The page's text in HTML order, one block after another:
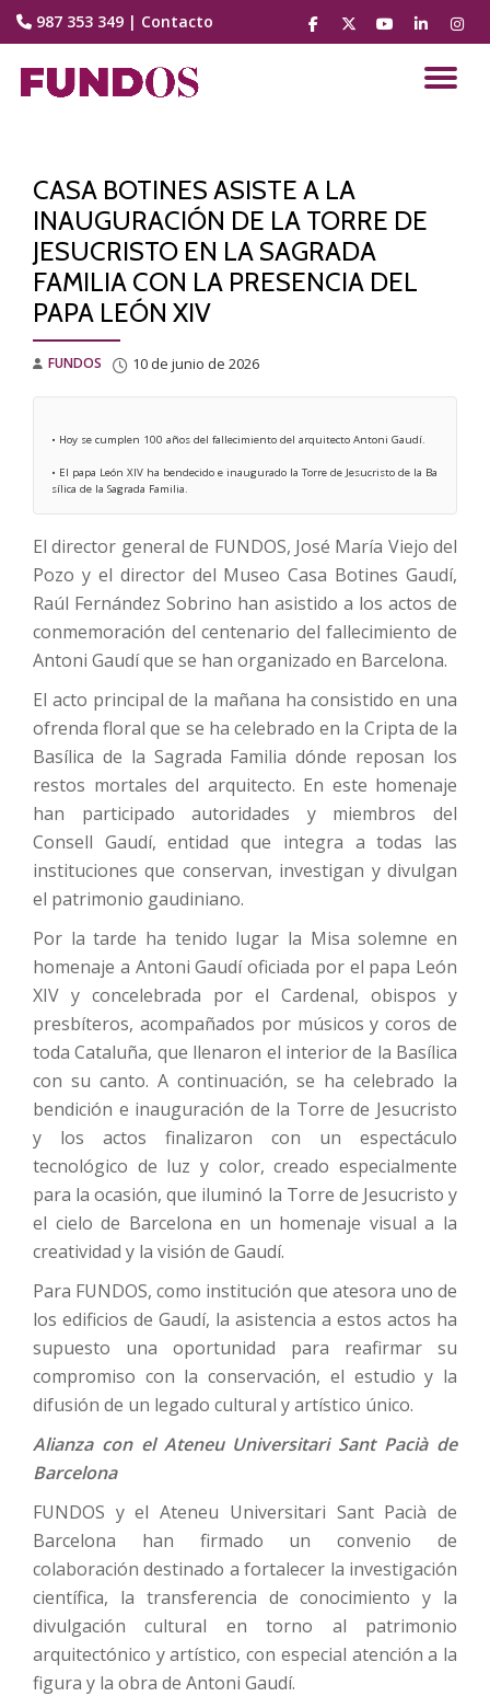
contenido
987 353 349 | Contacto
fa-
facebook
fa-
brands
fa-
youtube-
fa-
linkedin
fa-
CASA BOTINES ASISTE A LA
INAUGURACIÓN DE LA TORRE DE
JESUCRISTO EN LA SAGRADA
FAMILIA CON LA PRESENCIA DEL
PAPA LEÓN XIV
FUNDOS 10 de junio de 2026
• Hoy se cumplen 100 años del fallecimiento del arquitecto Antoni Gaudí.
• El papa León XIV ha bendecido e inaugurado la Torre de Jesucristo de la Ba
sílica de la Sagrada Familia.
El director general de FUNDOS, José María Viejo del
Pozo y el director del Museo Casa Botines Gaudí,
Raúl Fernández Sobrino han asistido a los actos de
conmemoración del centenario del fallecimiento de
Antoni Gaudí que se han organizado en Barcelona.
El acto principal de la mañana ha consistido en una
ofrenda floral que se ha celebrado en la Cripta de la
Basílica de la Sagrada Familia dónde reposan los
restos mortales del arquitecto. En este homenaje
han participado autoridades y miembros del
Consell Gaudí, entidad que integra a todas las
instituciones que conservan, investigan y divulgan
el patrimonio gaudiniano.
Por la tarde ha tenido lugar la Misa solemne en
homenaje a Antoni Gaudí oficiada por el papa León
XIV y concelebrada por el Cardenal, obispos y
presbíteros, acompañados por músicos y coros de
toda Cataluña, que llenaron el interior de la Basílica
con su canto. A continuación, se ha celebrado la
bendición e inauguración de la Torre de Jesucristo
y los actos finalizaron con un espectáculo
tecnológico de luz y color, creado especialmente
para la ocasión, que iluminó la Torre de Jesucristo y
el cielo de Barcelona en un homenaje visual a la
creatividad y la visión de Gaudí.
Para FUNDOS, como institución que atesora uno de
los edificios de Gaudí, la asistencia a estos actos ha
supuesto una oportunidad para reafirmar su
compromiso con la conservación, el estudio y la
difusión de un legado cultural y artístico único.
Alianza con el Ateneu Universitari Sant Pacià de
Barcelona
FUNDOS y el Ateneu Universitari Sant Pacià de
Barcelona han firmado un convenio de
colaboración destinado a fortalecer la investigación
científica, la transferencia de conocimiento y la
divulgación cultural en torno al patrimonio
arquitectónico y artístico, con especial atención a la
figura y la obra de Antoni Gaudí.